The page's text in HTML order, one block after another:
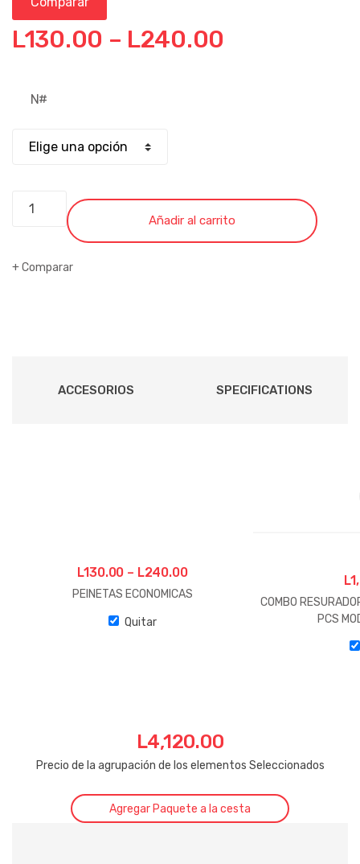
L130.00 – L240.00
N#
PEINETAS
ECONOMICAS
Añadir al carrito
Comparar
ACCESORIOS SPECIFICATIONS
L130.00 – L240.00
PEINETAS ECONOMICAS
Quitar
L
COMBO
PCS
L4,120.00
Precio de la agrupación de los elementos Seleccionados
Agregar Paquete a la cesta